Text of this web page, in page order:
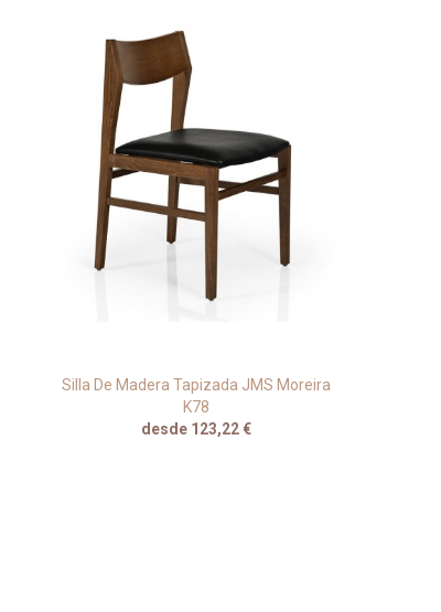
Silla De Madera Tapizada JMS Moreira
K78
desde 123,22 €